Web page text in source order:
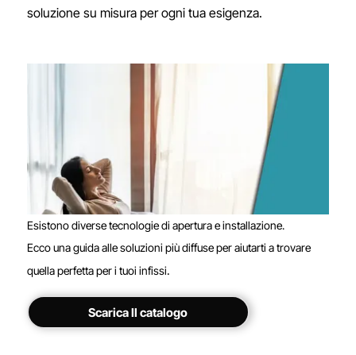
soluzione su misura per ogni tua esigenza.
Esistono diverse tecnologie di apertura e installazione.
Ecco una guida alle soluzioni più diffuse per aiutarti a trovare
quella perfetta per i tuoi infissi.
Scarica Il catalogo